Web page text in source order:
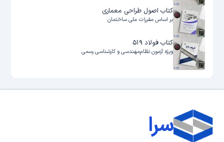
کتاب اصول طراحی معماری
بر اساس مقررات ملی ساختمان
کتاب فولاد ۵۱۹
ویژه آزمون نظام‌مهندسی و کارشناسی رسمی
سرا